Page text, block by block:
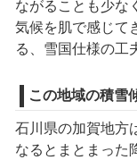
ながることも少な
気候を肌で感じて
る、雪国仕様の工
この地域の積雪
石川県の加賀地方
なるとまとまった